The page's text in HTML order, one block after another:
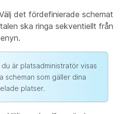
det fördefinierade schemat
ska ringa sekventiellt från
du är platsadministratör visas
scheman som gäller dina
platser.